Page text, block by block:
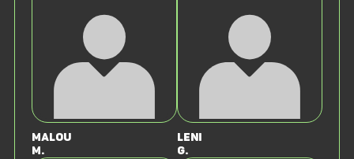
Malou
M.
Leni
G.